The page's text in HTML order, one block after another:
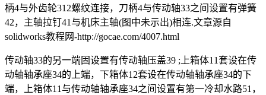
柄4与外齿轮312螺纹连接，刀柄4与传动轴33之间设置有弹簧
42，主轴拉钉41与机床主轴(图中未示出)相连.文章源自
solidworks教程网-http://gocae.com/4007.html
传动轴33的另一端固设置有传动轴压盖39 ;上箱体11套设在传
动轴轴承座34的上端，下箱体12套设在传动轴轴承座34的下
端，上箱体11与传动轴轴承座34之间设置有第一冷却水路51，